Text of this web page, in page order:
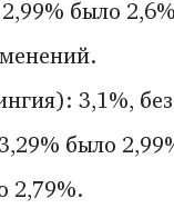
2,99% было
3,1%,
было
2,79%.